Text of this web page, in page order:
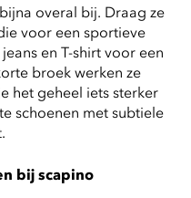
overal bij. Draag ze
voor een sportieve
en T-shirt voor een
broek werken ze
het geheel iets sterker
schoenen met subtiele
bij scapino